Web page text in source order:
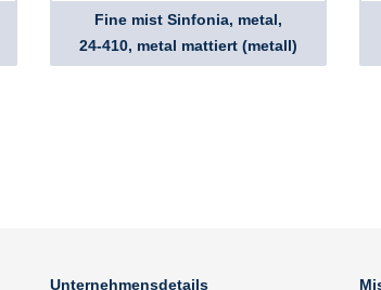
Fine mist Sinfonia, metal,
24-410, metal mattiert (metall)
Unternehmensdetails